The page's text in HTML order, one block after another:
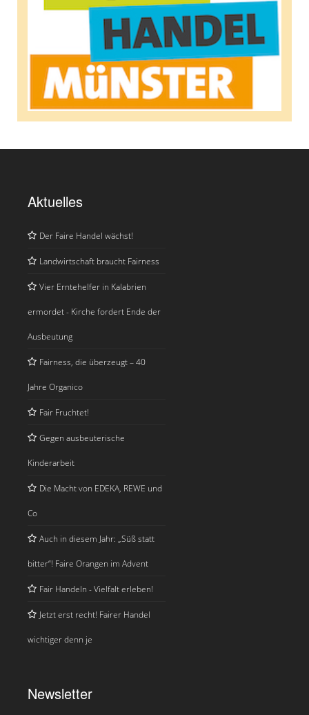
Aktuelles
Der Faire Handel wächst!
Landwirtschaft braucht Fairness
Vier Erntehelfer in Kalabrien
ermordet - Kirche fordert Ende der
Ausbeutung
Fairness, die überzeugt – 40
Jahre Organico
Fair Fruchtet!
Gegen ausbeuterische
Kinderarbeit
Die Macht von EDEKA, REWE und
Co
Auch in diesem Jahr: „Süß statt
bitter“! Faire Orangen im Advent
Fair Handeln - Vielfalt erleben!
Jetzt erst recht! Fairer Handel
wichtiger denn je
Newsletter